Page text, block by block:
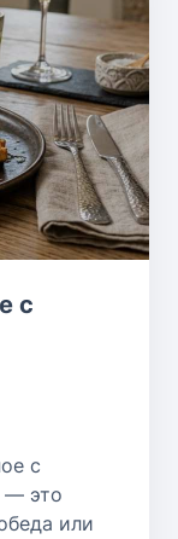
с
с
— это
или